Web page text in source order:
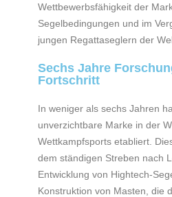
Wettbewerbsfähigkeit der
Segelbedingungen und im
jungen Regattaseglern der
Sechs Jahre
Fortschritt
In weniger als sechs Jahren
unverzichtbare Marke in der
Wettkampfsports etabliert.
dem ständigen Streben nach
Entwicklung von Hightech-
Konstruktion von Masten, die